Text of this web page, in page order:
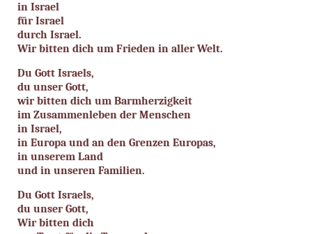
in Israel
für Israel
durch Israel.
Wir bitten dich um Frieden in aller Welt.
Du Gott Israels,
du unser Gott,
wir bitten dich um Barmherzigkeit
im Zusammenleben der Menschen
in Israel,
in Europa und an den Grenzen Europas,
in unserem Land
und in unseren Familien.
Du Gott Israels,
du unser Gott,
Wir bitten dich